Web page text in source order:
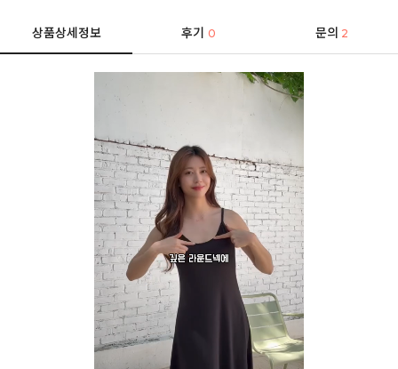
상품상세정보 후기0 문의 2